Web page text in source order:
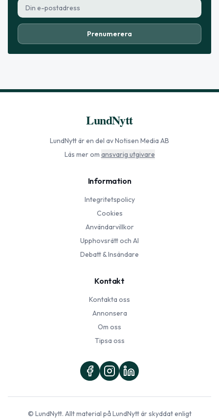
Prenumerera
LundNytt
LundNyttär en del av Notisen Media AB
Läs mer om ansvarig utgivare
Information
Integritetspolicy
Cookies
Användarvillkor
Upphovsrätt och AI
Debatt & Insändare
Kontakt
Kontakta oss
Annonsera
Om oss
Tipsa oss
© LundNytt. Allt material påLundNyttär skyddat enligt